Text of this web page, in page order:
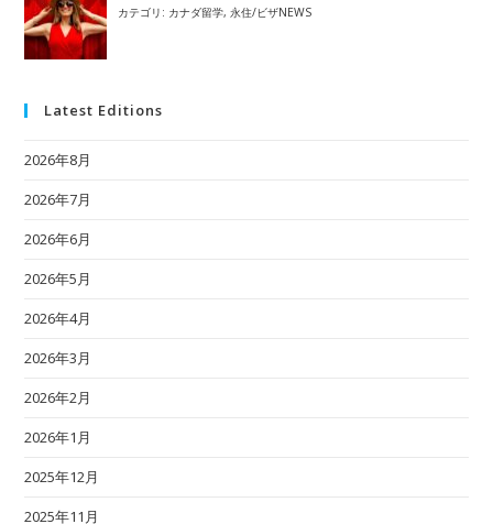
カテゴリ: カナダ留学,永住/ビザNEWS
Latest Editions
2026年8月
2026年7月
2026年6月
2026年5月
2026年4月
2026年3月
2026年2月
2026年1月
2025年12月
2025年11月